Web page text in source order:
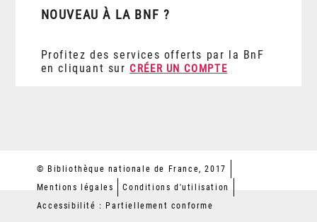
NOUVEAU À LA BNF ?
Profitez des services offerts par la BnF
en cliquant sur CRÉER UN COMPTE
© Bibliothèque nationale de France, 2017
Mentions légales
Conditions d'utilisation
Accessibilité : Partiellement conforme